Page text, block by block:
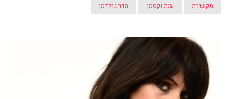
תקשורת ענת וקסמן הדר גולדמן